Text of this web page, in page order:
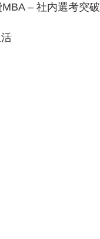
– 社内選考突破